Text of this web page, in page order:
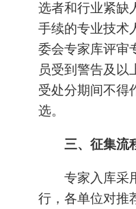
选者和行业紧缺
手续的专业技术
委会专家库评审
员受到警告及以
受处分期间不得
选。
三、征集流
专家入库采
行，各单位对推